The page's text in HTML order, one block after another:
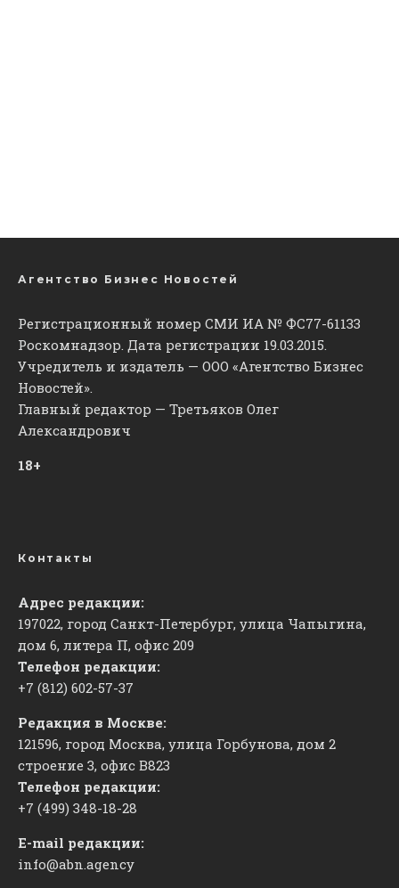
Агентство Бизнес Новостей
Регистрационный номер СМИ ИА № ФС77-61133
Роскомнадзор. Дата регистрации 19.03.2015.
Учредитель и издатель — ООО «Агентство Бизнес
Новостей».
Главный редактор — Третьяков Олег
Александрович
18+
Контакты
Адрес редакции:
197022, город Санкт-Петербург, улица Чапыгина,
дом 6, литера П, офис 209
Телефон редакции:
+7 (812) 602-57-37
Редакция в Москве:
121596, город Москва, улица Горбунова, дом 2
строение 3, офис ​В823
Телефон редакции:
+7 (499) 348-18-28
E-mail редакции:
info@abn.agency